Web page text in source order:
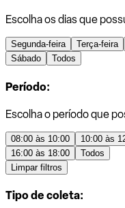
Escolha os dias que
Segunda-feira Terça-feira
Sábado
Todos
Período:
Escolha o período que
08:00 às 10:00 10:00 às
16:00 às 18:00
Todos
Limpar filtros
Tipo de coleta: